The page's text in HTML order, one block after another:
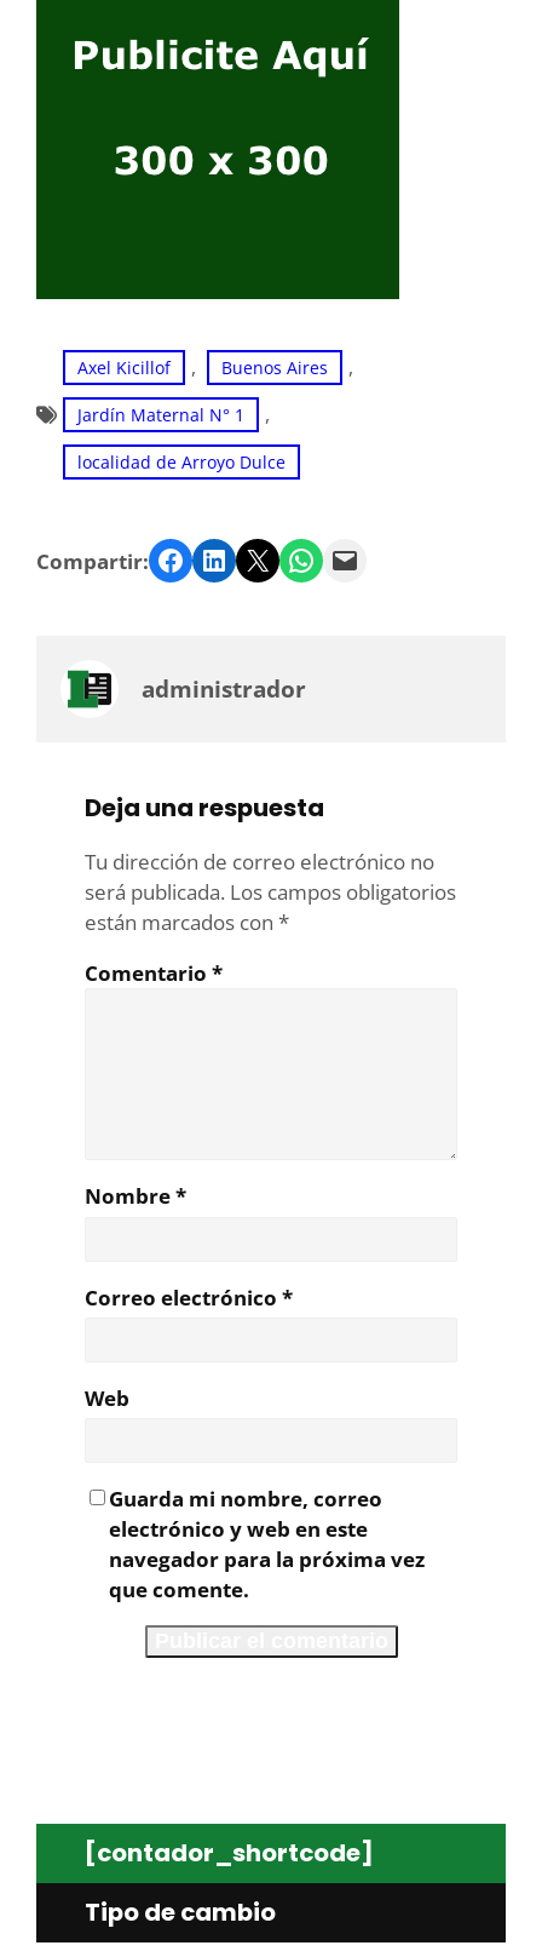
Axel Kicillof , Buenos Aires ,
Jardín Maternal N° 1 ,
localidad de Arroyo Dulce
Compartir: Facebook LinkedIn Twitter WhatsApp Email
administrador
Deja una respuesta
Tu dirección de correo electrónico no
será publicada. Los campos obligatorios
están marcados con *
Comentario *
Nombre*
Correo electrónico *
Web
Guarda mi nombre, correo
electrónico y web en este
navegador para la próxima vez
que comente.
[contador_shortcode]
Tipo de cambio